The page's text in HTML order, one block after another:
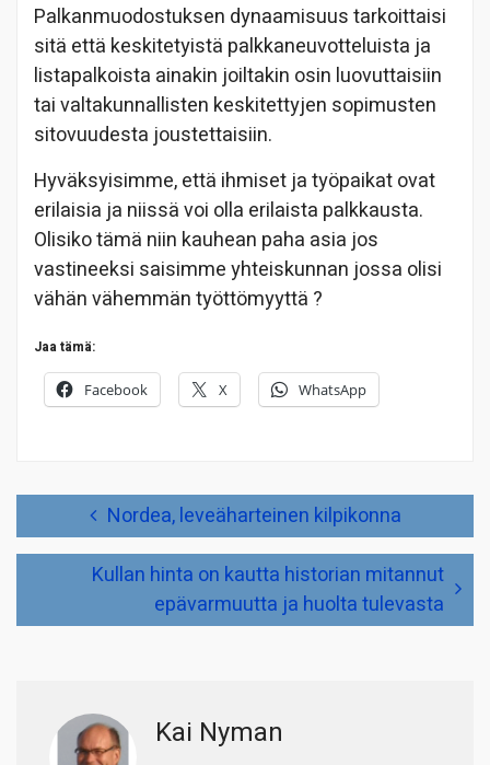
Palkanmuodostuksen dynaamisuus tarkoittaisi
sitä että keskitetyistä palkkaneuvotteluista ja
listapalkoista ainakin joiltakin osin luovuttaisiin
tai valtakunnallisten keskitettyjen sopimusten
sitovuudesta joustettaisiin.
Hyväksyisimme, että ihmiset ja työpaikat ovat
erilaisia ja niissä voi olla erilaista palkkausta.
Olisiko tämä niin kauhean paha asia jos
vastineeksi saisimme yhteiskunnan jossa olisi
vähän vähemmän työttömyyttä ?
Jaa tämä:
Facebook X WhatsApp
Nordea, leveäharteinen kilpikonna
Kullan hinta on kautta historian mitannut
epävarmuutta ja huolta tulevasta
Kai Nyman